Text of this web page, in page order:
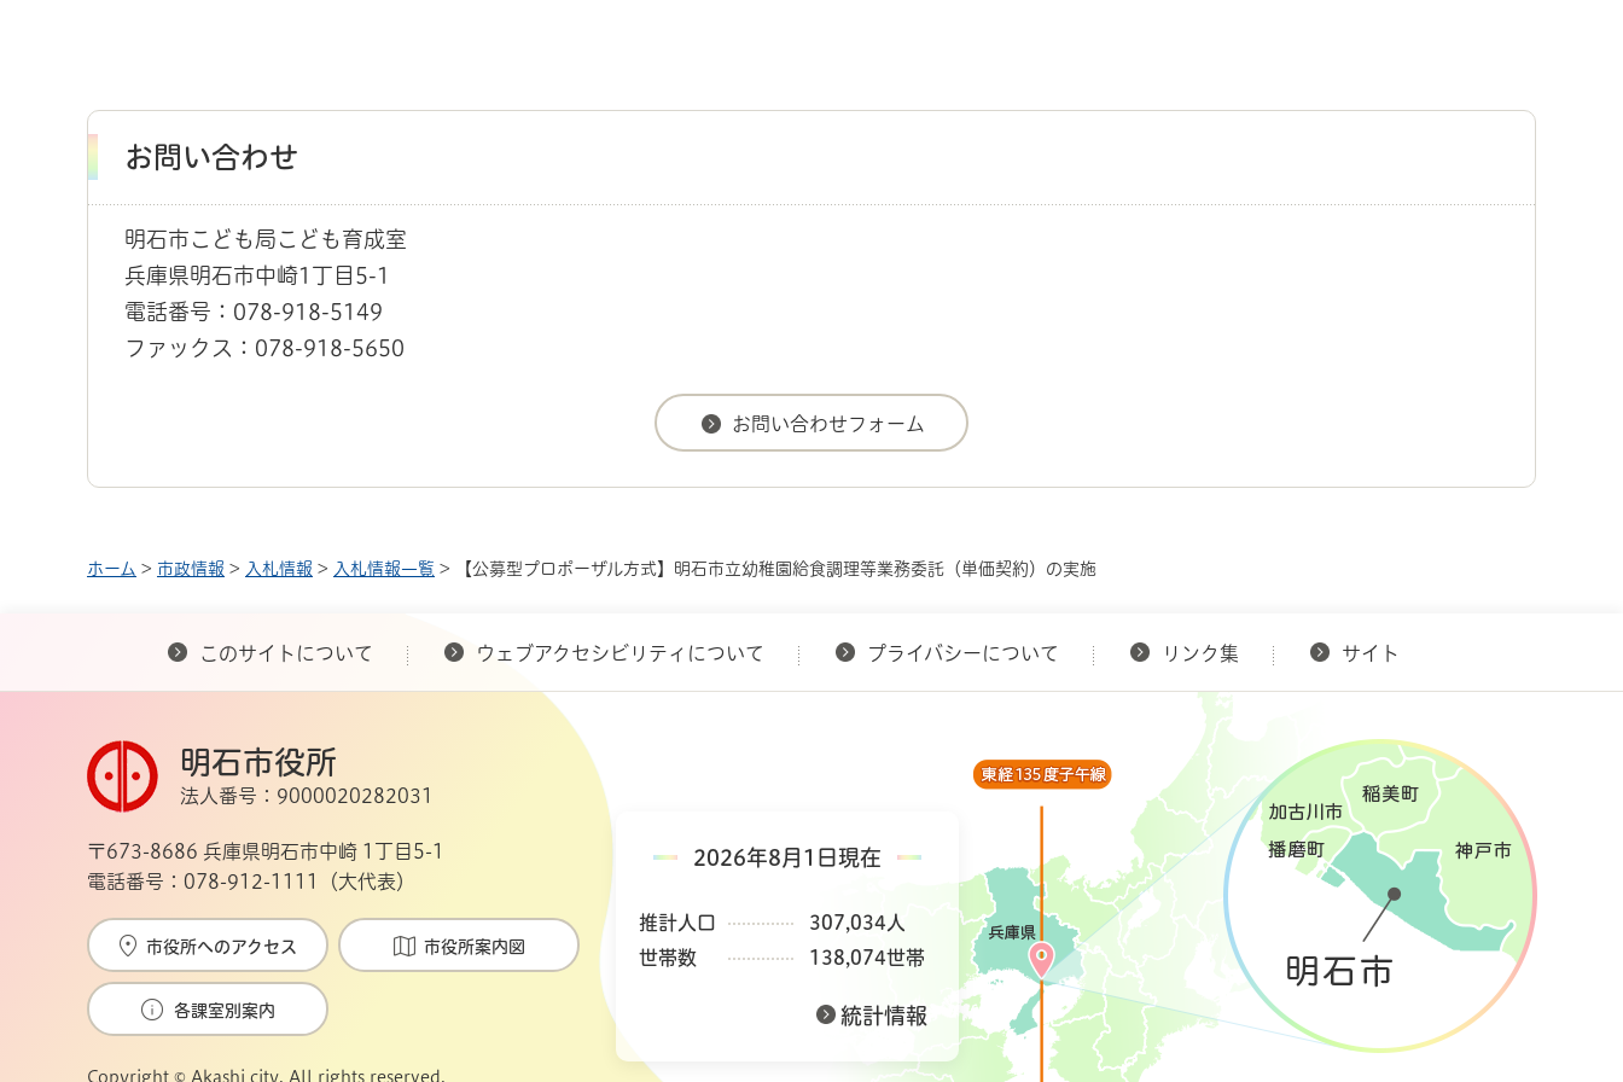
お問い合わせ
明石市こども局こども育成室
兵庫県明石市中崎1丁目5-1
電話番号：078-918-5149
ファックス：078-918-5650
ホーム > 市政情報 > 入札情報 > 入札情報一覧 > 【公募型プロポーザル方式】明石市立幼稚園給食調理等業務委託（単価契約）の実施
このサイトについて ウェブアクセシビリティについて プライバシーについて リンク集 サイト
2026年8月1日現在
推計人口
307,034人
世帯数
138,074世帯
統計情報
明石市役所
法人番号：9000020282031
〒673-8686 兵庫県明石市中崎 1丁目5-1
電話番号：078-912-1111（大代表）
市役所へのアクセス 市役所案内図
各課室別案内
Copyright © Akashi city. All rights reserved.